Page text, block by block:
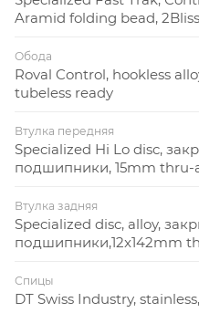
Aramid folding bead,
Обода
Roval Control, hookless
tubeless ready
Втулка передняя
Specialized Hi Lo disc,
подшипники, 15mm thru-
Втулка задняя
Specialized disc, alloy,
подшипники,12x142mm
Спицы
DT Swiss Industry,